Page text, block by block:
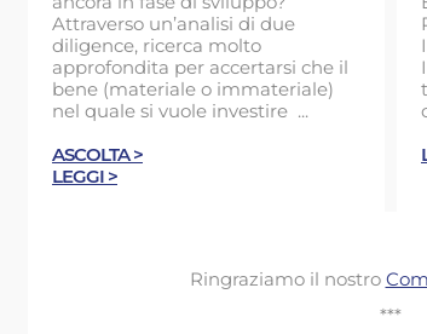
Attraverso un’analisi di due
diligence, ricerca molto
approfondita per accertarsi che il
bene (materiale o immateriale)
nel quale si vuole investire ...
ASCOLTA >
LEGGI >
Ringraziamo il nostro
***